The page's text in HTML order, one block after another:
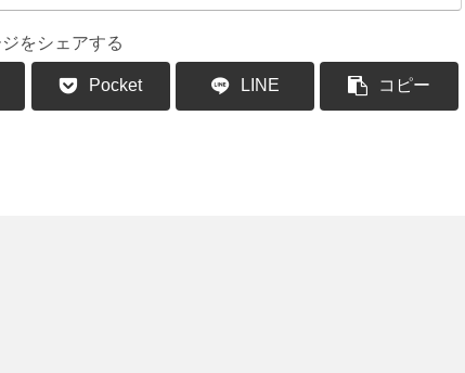
をシェアする
Pocket LINE コピー